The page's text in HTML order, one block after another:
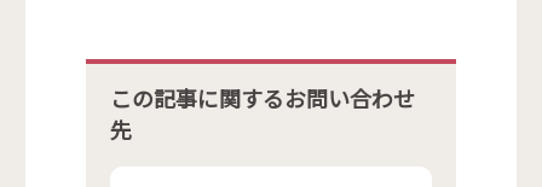
この記事に関するお問い合わせ
先